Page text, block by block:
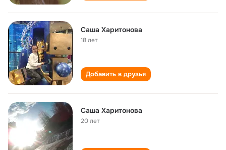
Саша Харитонова
18 лет
Добавить в друзья
Саша Харитонова
20 лет